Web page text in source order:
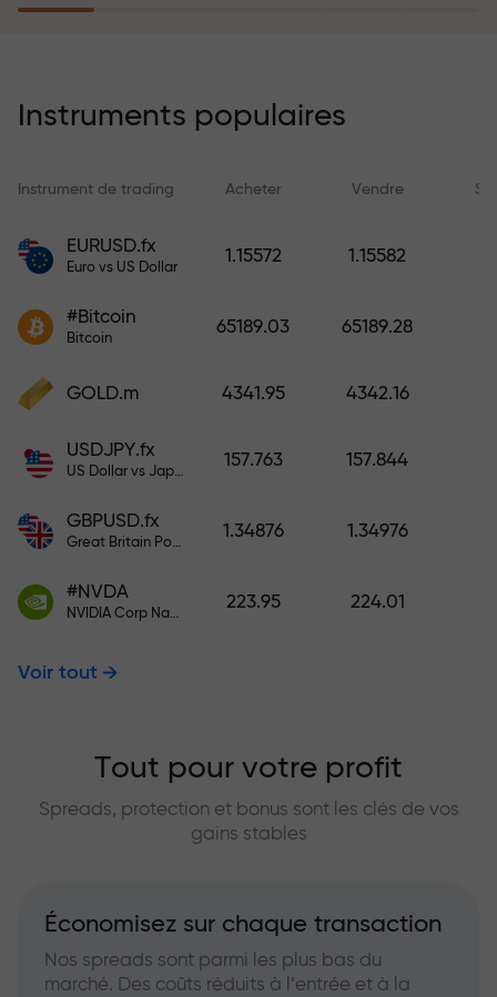
rêves simplement en effectuant un
risques rembourse vos pertes et
garantit un triplement des profits
tranquillité — votre capital est
dépôt. X1000 n’est pas une erreur.
Instruments populaires
Instrument de trading Acheter Vendre
EURUSD.fx
Euro vs US Dollar
1.15572 1.15582
#Bitcoin
Bitcoin
65189.03 65189.28
GOLD.m 4341.95 4342.16
USDJPY.fx
US Dollar vs Japanese Yen
157.763 157.844
GBPUSD.fx
Great Britain Pound vs US Dollar
1.34876 1.34976
#NVDA
NVIDIA Corp Nasdaq Stock Exchange (Nasdaq) USD
223.95 224.01
Voir tout
Tout pour votre profit
Spreads, protection et bonus sont les clés de vos
gains stables
Économisez sur chaque transaction
Nos spreads sont parmi les plus bas du
marché. Des coûts réduits à l’entrée et à la